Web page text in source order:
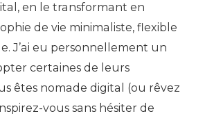
en le transformant en
de vie minimaliste, flexible
J’ai eu personnellement un
certaines de leurs
êtes nomade digital (ou rêvez
vous sans hésiter de